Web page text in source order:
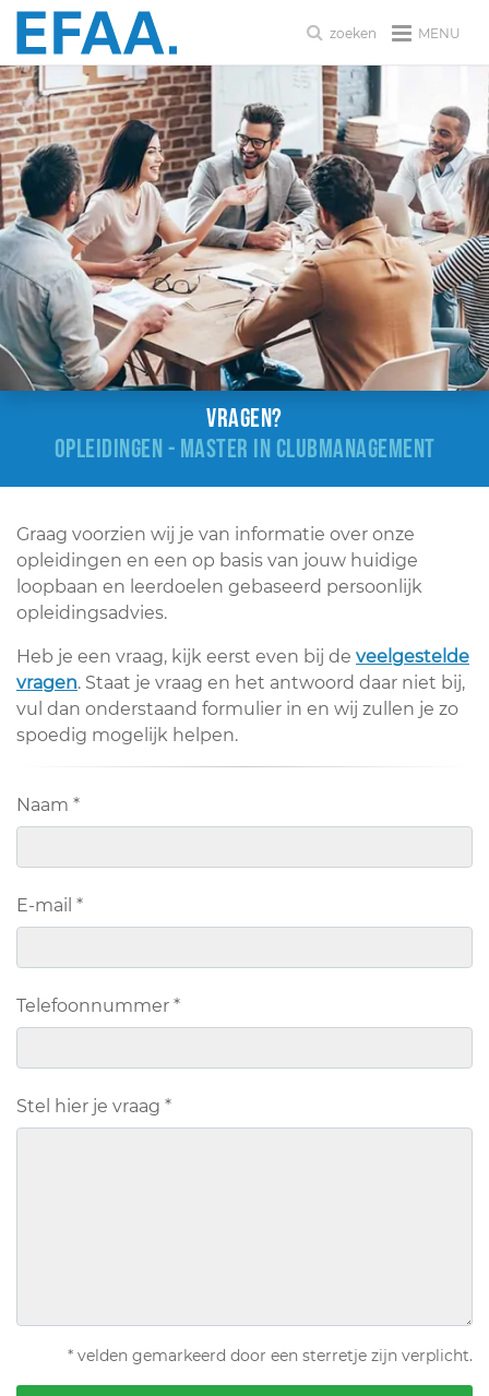
MENU
zoeken
Vragen?
OPLEIDINGEN - MASTER IN CLUBMANAGEMENT
Graag voorzien wij je van informatie over onze
opleidingen en een op basis van jouw huidige
loopbaan en leerdoelen gebaseerd persoonlijk
opleidingsadvies.
Heb je een vraag, kijk eerst even bij de veelgestelde
vragen. Staat je vraag en het antwoord daar niet bij,
vul dan onderstaand formulier in en wij zullen je zo
spoedig mogelijk helpen.
Naam *
E-mail *
Telefoonnummer *
Stel hier je vraag *
* velden gemarkeerd door een sterretje zijn verplicht.